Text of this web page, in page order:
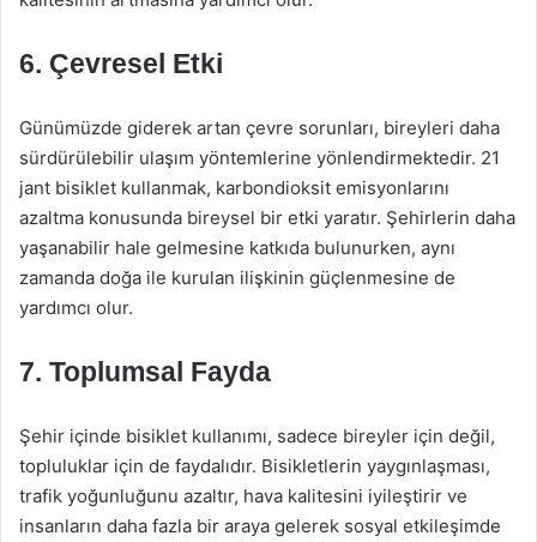
6. Çevresel Etki
Günümüzde giderek artan çevre sorunları, bireyleri daha
sürdürülebilir ulaşım yöntemlerine yönlendirmektedir. 21
jant bisiklet kullanmak, karbondioksit emisyonlarını
azaltma konusunda bireysel bir etki yaratır. Şehirlerin daha
yaşanabilir hale gelmesine katkıda bulunurken, aynı
zamanda doğa ile kurulan ilişkinin güçlenmesine de
yardımcı olur.
7. Toplumsal Fayda
Şehir içinde bisiklet kullanımı, sadece bireyler için değil,
topluluklar için de faydalıdır. Bisikletlerin yaygınlaşması,
trafik yoğunluğunu azaltır, hava kalitesini iyileştirir ve
insanların daha fazla bir araya gelerek sosyal etkileşimde